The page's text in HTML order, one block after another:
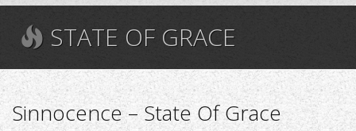
STATE OF GRACE
Sinnocence – State Of Grace